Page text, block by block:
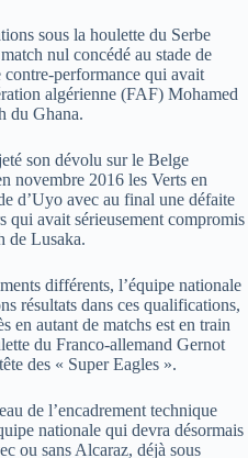
sous la houlette du Serbe
nul concédé au stade de
performance qui avait
algérienne (FAF) Mohamed
du Ghana.
son dévolu sur le Belge
novembre 2016 les Verts en
d’Uyo avec au final une défaite
qui avait sérieusement compromis
de Lusaka.
différents, l’équipe nationale
résultats dans ces qualifications,
en autant de matchs est en train
du Franco-allemand Gernot
des « Super Eagles ».
de l’encadrement technique
nationale qui devra désormais
ou sans Alcaraz, déjà sous